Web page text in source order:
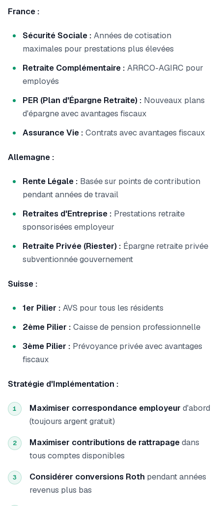
France :
Sécurité Sociale : Années de cotisation
maximales pour prestations plus élevées
Retraite Complémentaire : ARRCO-AGIRC pour
employés
PER (Plan d'Épargne Retraite) : Nouveaux plans
d'épargne avec avantages fiscaux
Assurance Vie : Contrats avec avantages fiscaux
Allemagne :
Rente Légale : Basée sur points de contribution
pendant années de travail
Retraites d'Entreprise : Prestations retraite
sponsorisées employeur
Retraite Privée (Riester) : Épargne retraite privée
subventionnée gouvernement
Suisse :
1er Pilier : AVS pour tous les résidents
2ème Pilier : Caisse de pension professionnelle
3ème Pilier : Prévoyance privée avec avantages
fiscaux
Stratégie d'Implémentation :
1 Maximiser correspondance employeur d'abord
(toujours argent gratuit)
2 Maximiser contributions de rattrapagedans
tous comptes disponibles
3 Considérer conversions Roth pendant années
revenus plus bas